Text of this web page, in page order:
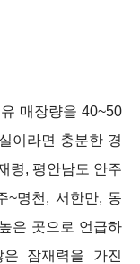
매장량을 40~50
이라면 충분한 경
령, 평안남도 안주
~명천, 서한만, 동
은 곳으로 언급하
잠재력을 가진